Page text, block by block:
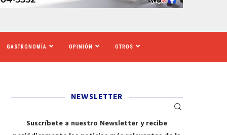
GASTRONOMÍA OPINIÓN OTROS
NEWSLETTER
Suscríbete a nuestro Newsletter y recibe